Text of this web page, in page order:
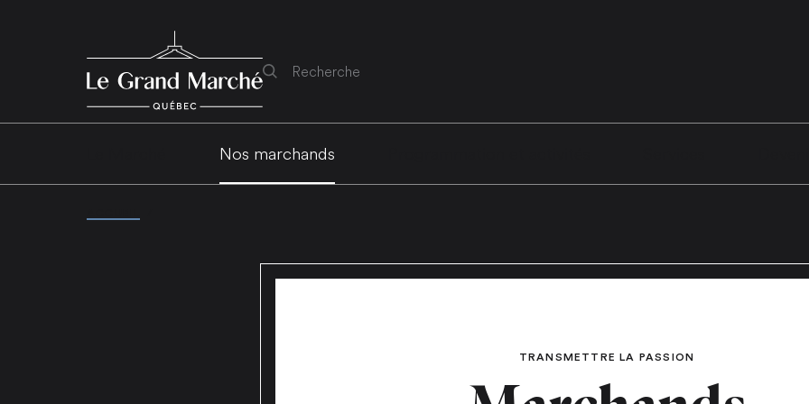
Rechercher
Nos marchands
TRANSMETTRE LA PASSION